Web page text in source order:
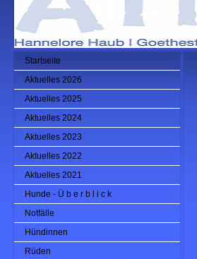
Startseite
Aktuelles 2026
Aktuelles 2025
Aktuelles 2024
Aktuelles 2023
Aktuelles 2022
Aktuelles 2021
Hunde - Ü b e r b l i c k
Notfälle
Hündinnen
Rüden